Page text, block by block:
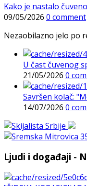
Kako je nastalo čuveno
09/05/2026 0 comment
Nezaobilazno jelo po
U čast čuvenog
21/05/2026 0
Savršen kolač:
14/07/2026 0
Ljudi i događaji -